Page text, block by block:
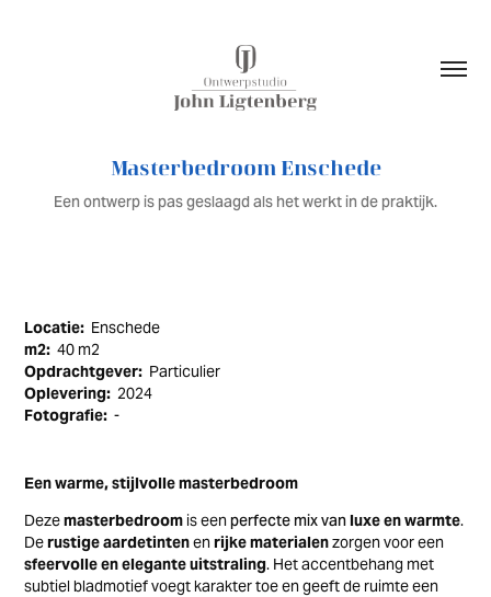
Masterbedroom Enschede
Een ontwerp is pas geslaagd als het werkt in de praktijk.
Locatie: Enschede
m2:40 m2
Opdrachtgever: Particulier
Oplevering:2024
Fotografie:-
Een warme, stijlvolle masterbedroom
Dezemasterbedroom is eenperfecte mix vanluxe en warmte.
Derustige aardetintenenrijke materialenzorgen voor een
sfeervolle en elegante uitstraling. Het accentbehang met
subtiel bladmotief voegt karakter toe en geeft de ruimte een